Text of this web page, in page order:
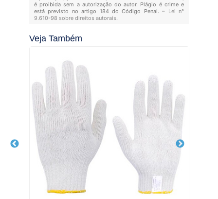
é proibida sem a autorização do autor. Plágio é crime e
está previsto no artigo 184 do Código Penal. – Lei n°
9.610-98 sobre direitos autorais.
Veja Também